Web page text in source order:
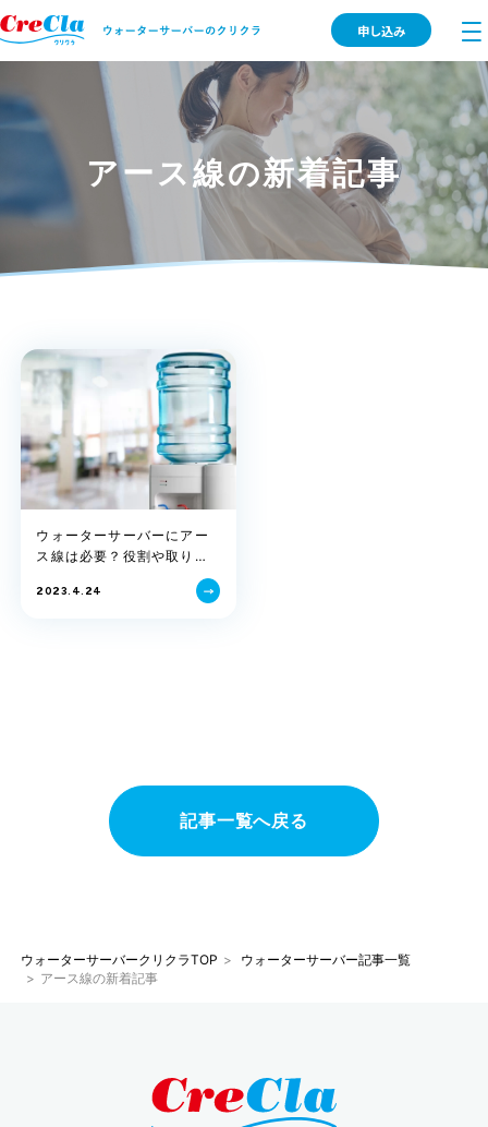
申し込み
アース線の新着記事
ウォーターサーバーにアー
ス線は必要？役割や取り付
2023.4.24
記事一覧へ戻る
ウォーターサーバークリクラTOP
ウォーターサーバー記事一覧
アース線の新着記事